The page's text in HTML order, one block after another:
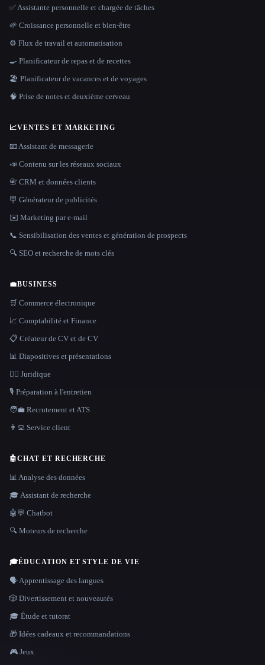
✅ Assistante personnelle et chargée de tâches
🌱 Croissance personnelle et bien-être
⚙️ Flux de travail et automatisation
🍳 Planificateur de repas et de recettes
🏖 Planificateur de vacances et de voyages
🧠 Prise de notes et deuxième cerveau
📈VENTES ET MARKETING
📧 Assistant de messagerie
📣 Contenu sur les réseaux sociaux
📇 CRM et données clients
🪧 Générateur de publicités
✉️ Marketing par e-mail
📞 Sensibilisation des ventes et génération de prospects
🔍 SEO et recherche de mots clés
💼BUSINESS
🛒 Commerce électronique
📈 Comptabilité et Finance
📋 Créateur de CV et de CV
📊 Diapositives et présentations
👩‍⚖️ Juridique
🎙️ Préparation à l'entretien
🧑‍💼 Recrutement et ATS
👨‍💻 Service client
🤖CHAT ET RECHERCHE
📊 Analyse des données
🎓 Assistant de recherche
🤖💬 Chatbot
🔍 Moteurs de recherche
🎓ÉDUCATION ET STYLE DE VIE
🗣️ Apprentissage des langues
🎲 Divertissement et nouveautés
🎓 Étude et tutorat
🎁 Idées cadeaux et recommandations
🎮 Jeux